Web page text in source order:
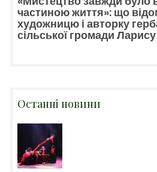
частиною життя»: що
художницю і авторку
сільської громади
Останні новини